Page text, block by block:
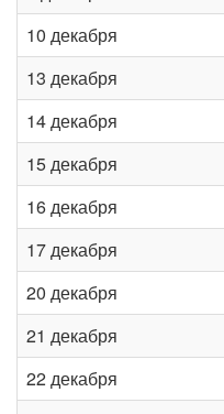
10 декабря
13 декабря
14 декабря
15 декабря
16 декабря
17 декабря
20 декабря
21 декабря
22 декабря